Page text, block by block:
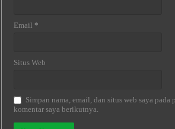
Email *
Situs Web
Simpan nama, email, dan situs web saya pada
komentar saya berikutnya.